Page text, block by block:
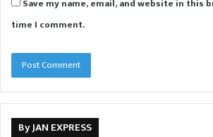
Save my name, email, and website in this
time I comment.
By JAN EXPRESS